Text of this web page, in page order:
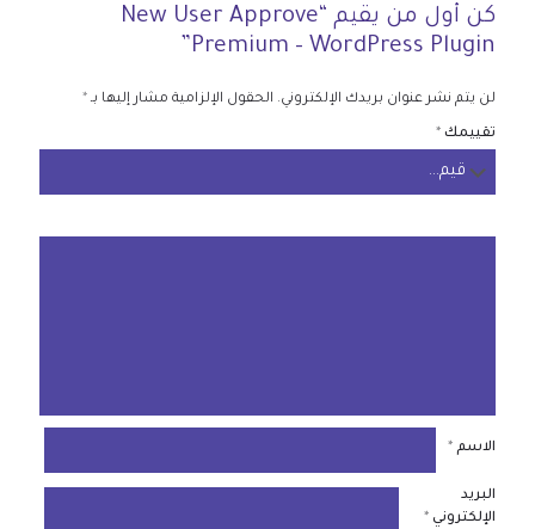
كن أول من يقيم “New User Approve
Premium – WordPress Plugin”
لن يتم نشر عنوان بريدك الإلكتروني. الحقول الإلزامية مشار إليها بـ *
تقييمك *
الاسم *
البريد
الإلكتروني *